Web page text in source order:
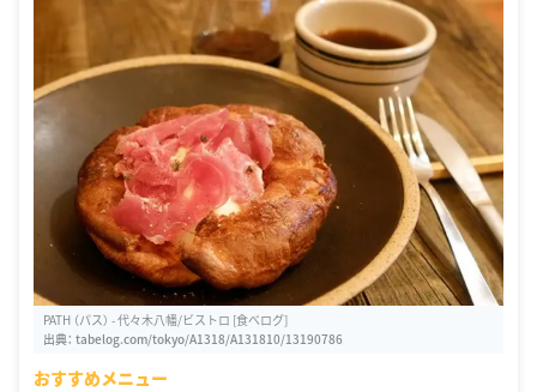
PATH （パス） - 代々木八幡/ビストロ [食べログ]
出典： tabelog.com/tokyo/A1318/A131810/13190786
おすすめメニュー